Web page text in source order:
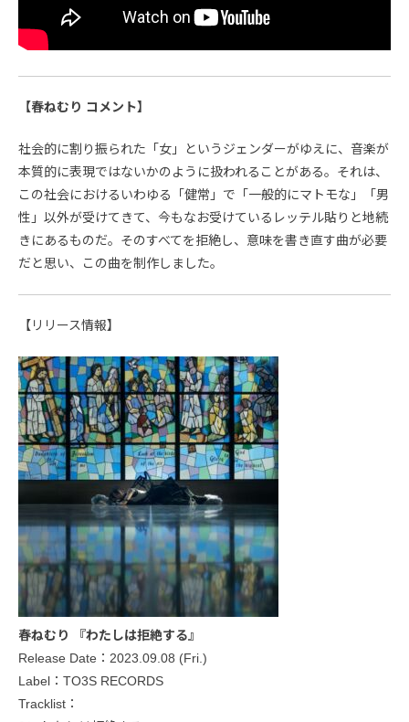
【春ねむり コメント】
社会的に割り振られた「女」というジェンダーがゆえに、音楽が
本質的に表現ではないかのように扱われることがある。それは、
この社会におけるいわゆる「健常」で「一般的にマトモな」「男
性」以外が受けてきて、今もなお受けているレッテル貼りと地続
きにあるものだ。そのすべてを拒絶し、意味を書き直す曲が必要
だと思い、この曲を制作しました。
【リリース情報】
春ねむり 『わたしは拒絶する』
Release Date：2023.09.08 (Fri.)
Label：TO3S RECORDS
Tracklist：